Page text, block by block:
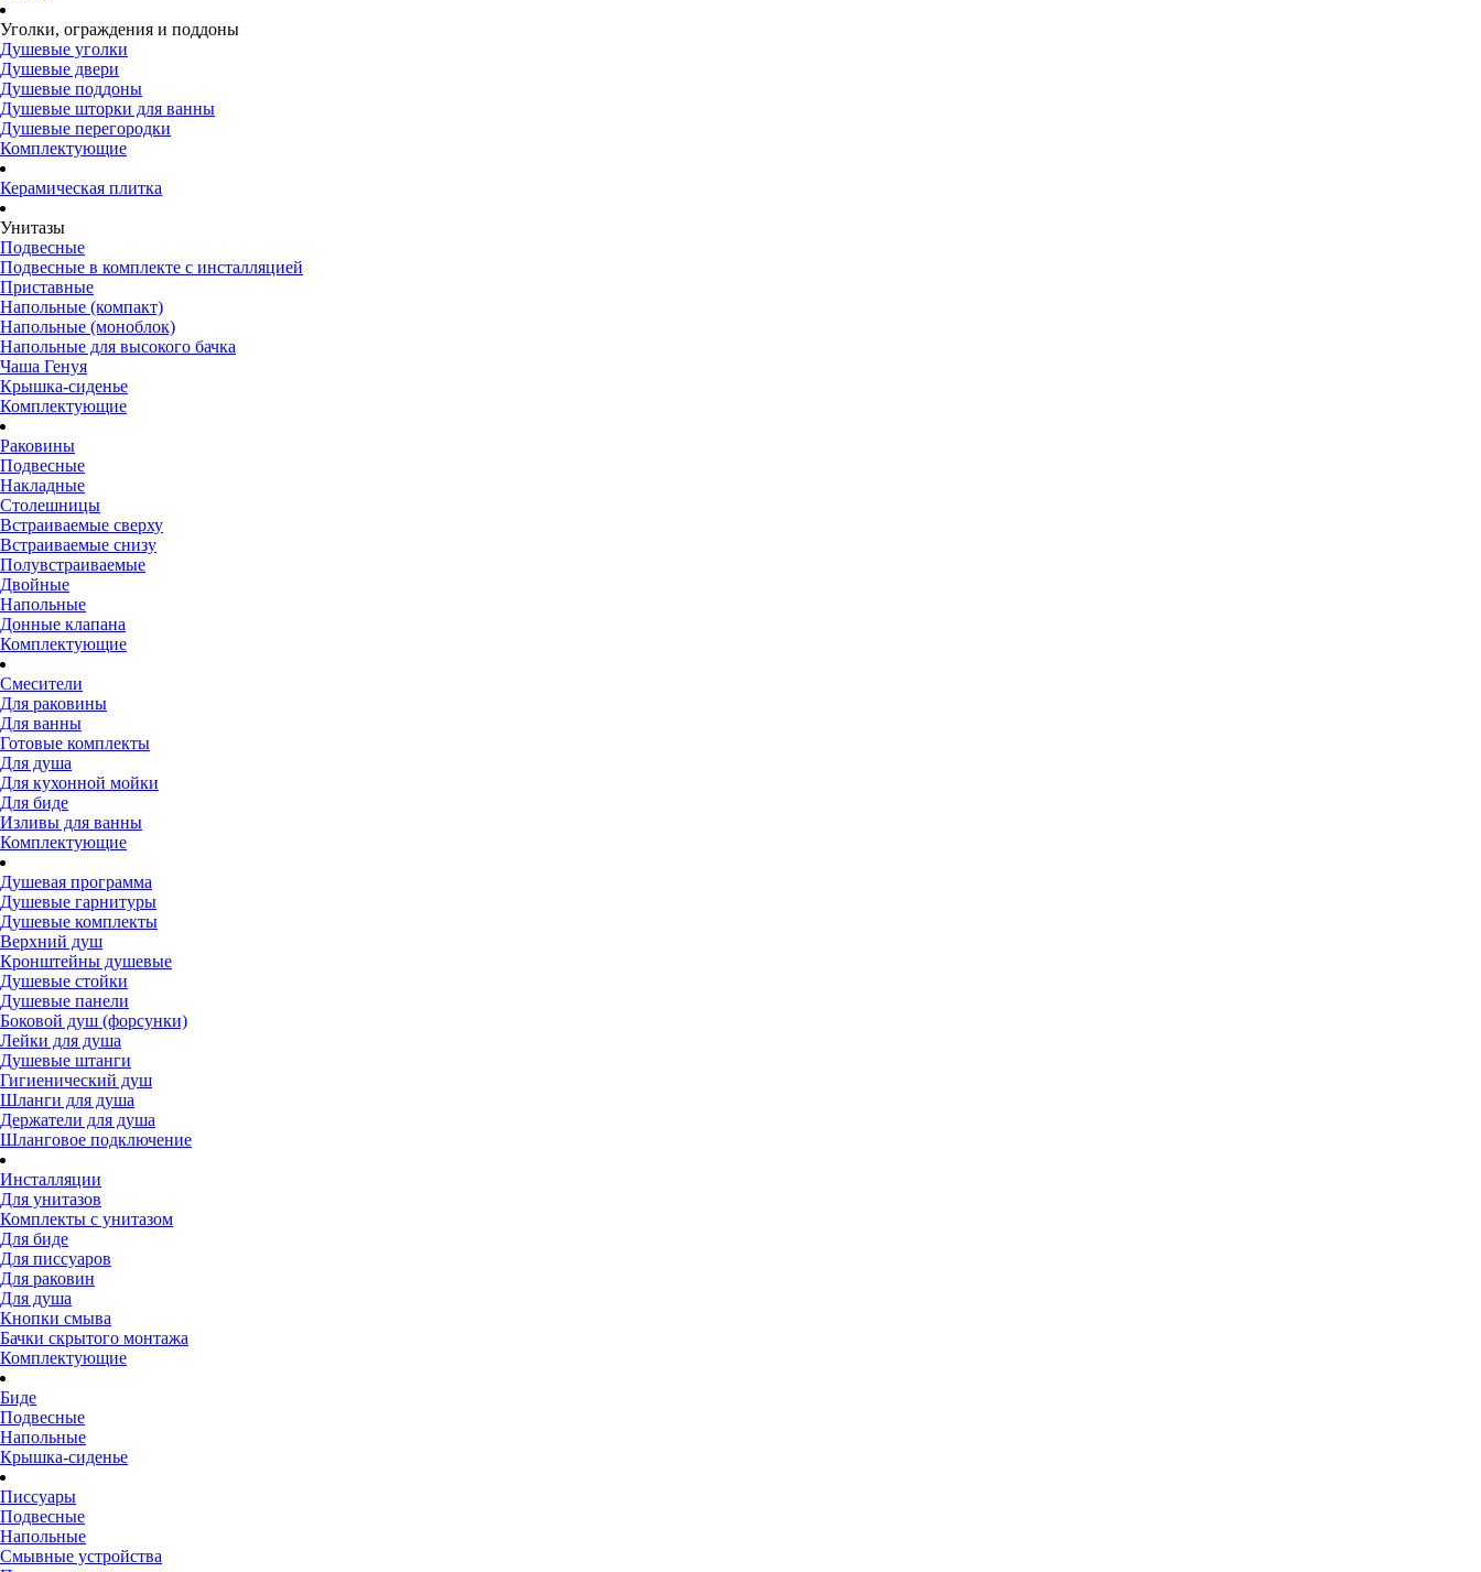
Уголки, ограждения и поддоны
Душевые уголки
Душевые двери
Душевые поддоны
Душевые шторки для ванны
Душевые перегородки
Комплектующие
Керамическая плитка
Унитазы
Подвесные
Подвесные в комплекте с инсталляцией
Приставные
Напольные (компакт)
Напольные (моноблок)
Напольные для высокого бачка
Чаша Генуя
Крышка-сиденье
Комплектующие
Раковины
Подвесные
Накладные
Столешницы
Встраиваемые сверху
Встраиваемые снизу
Полувстраиваемые
Двойные
Напольные
Донные клапана
Комплектующие
Смесители
Для раковины
Для ванны
Готовые комплекты
Для душа
Для кухонной мойки
Для биде
Изливы для ванны
Комплектующие
Душевая программа
Душевые гарнитуры
Душевые комплекты
Верхний душ
Кронштейны душевые
Душевые стойки
Душевые панели
Боковой душ (форсунки)
Лейки для душа
Душевые штанги
Гигиенический душ
Шланги для душа
Держатели для душа
Шланговое подключение
Инсталляции
Для унитазов
Комплекты с унитазом
Для биде
Для писсуаров
Для раковин
Для душа
Кнопки смыва
Бачки скрытого монтажа
Комплектующие
Биде
Подвесные
Напольные
Крышка-сиденье
Писсуары
Подвесные
Напольные
Смывные устройства